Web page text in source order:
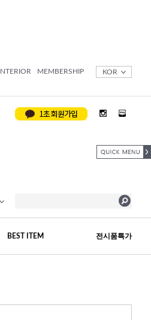
INTERIOR MEMBERSHIP KOR
BEST ITEM 전시품특가